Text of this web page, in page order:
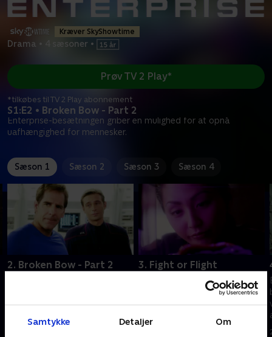
Samtykke Detaljer Om
Kræver SkyShowtime
Drama • 4 sæsoner •
S1:E2 • Broken Bow - Part 2
Enterprise-besætningen griber en mulighed for at opnå
uafhængighed for mennesker.
Prøv TV 2 Play*
*tilkøbes til TV 2 Play abonnement
Sæson 1 Sæson 2 Sæson 3 Sæson 4
2. Broken Bow - Part 2
uafhængighed for mennesker.
22. september 2023 • 41 min
3. Fight or Flight
Archer skal vælge mellem sin
besætnings sikkerhed og at
gøre det rigtige.
22. september 2023 • 42 min